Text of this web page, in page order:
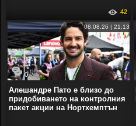
42
0
08.08.26 | 21:13
Алешандре Пато е близо до
придобиването на контролния
пакет акции на Нортхемптън